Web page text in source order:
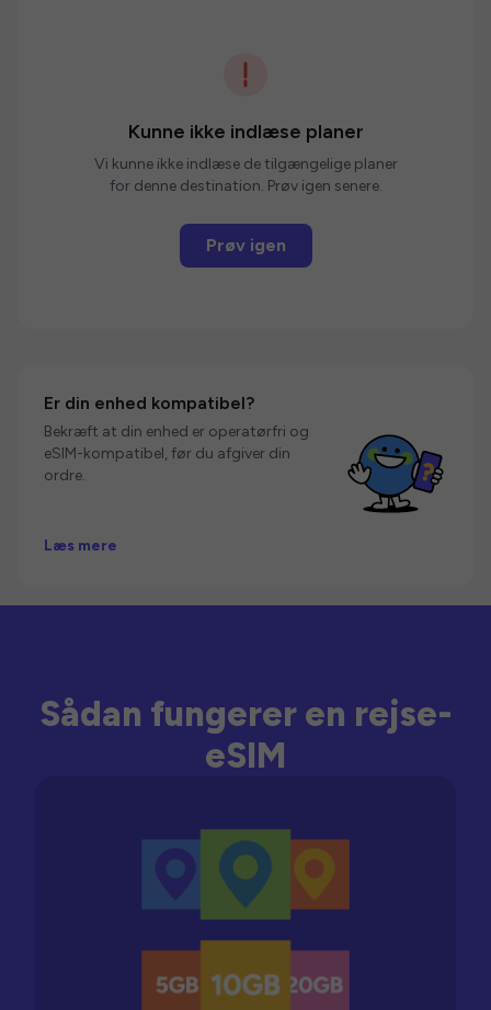
Kunne ikke indlæse planer
Vi kunne ikke indlæse de tilgængelige planer
for denne destination. Prøv igen senere.
Prøv igen
Er din enhed kompatibel?
Bekræft at din enhed er operatørfri og
eSIM-kompatibel, før du afgiver din
ordre.
Læs mere
Sådan fungerer en rejse-
eSIM